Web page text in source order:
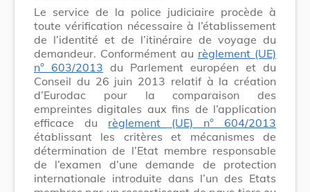
Le service de la police judiciaire procède à
toute vérification nécessaire à l’établissement
de l’identité et de l’itinéraire de voyage du
demandeur. Conformément au règlement (UE)
n° 603/2013 du Parlement européen et du
Conseil du 26 juin 2013 relatif à la création
d’Eurodac pour la comparaison des
empreintes digitales aux fins de l’application
efficace du règlement (UE) n° 604/2013
établissant les critères et mécanismes de
détermination de l’Etat membre responsable
de l’examen d’une demande de protection
internationale introduite dans l’un des Etats